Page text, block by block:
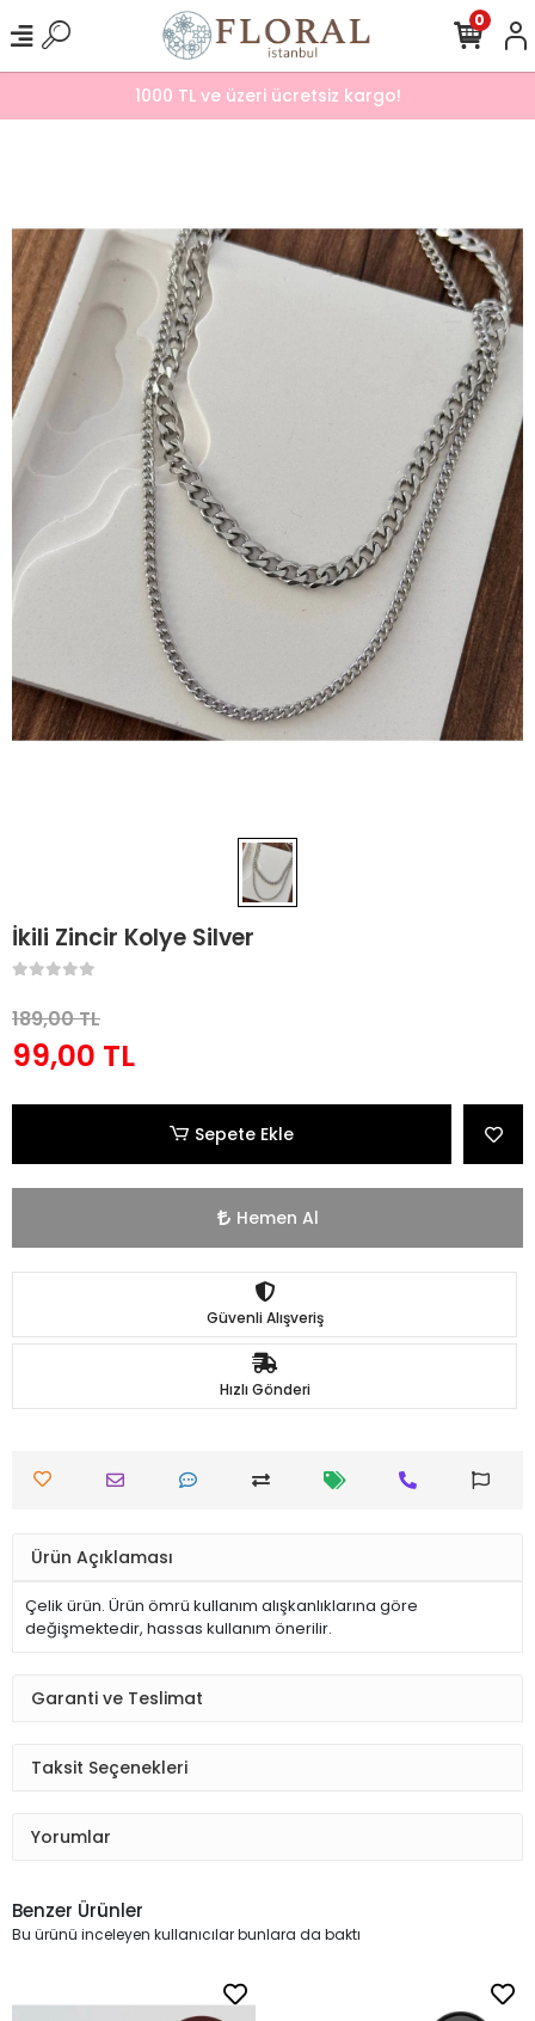
1000 TL ve üzeri ücretsiz kargo!
0
İkili Zincir Kolye Silver
189,00 TL
99,00 TL
Sepete Ekle
Hemen Al
Güvenli Alışveriş
Hızlı Gönderi
Ürün Açıklaması
Çelik ürün. Ürün ömrü kullanım alışkanlıklarına göre
değişmektedir, hassas kullanım önerilir.
Garanti ve Teslimat
Taksit Seçenekleri
Yorumlar
Benzer Ürünler
Bu ürünü inceleyen kullanıcılar bunlara da baktı